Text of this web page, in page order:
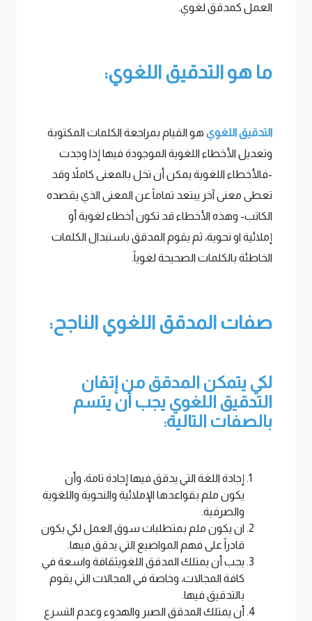
العمل كمدقق لغوي.
ما هو التدقيق اللغوي:
التدقيق اللغوي هو القيام بمراجعة الكلمات المكتوبة
وتعديل الأخطاء اللغوية الموجودة فيها إذا وجدت
-فالأخطاء اللغوية يمكن أن تخل بالمعنى كاملاً وقد
تعطى معنى آخر يبتعد تماماً عن المعنى الذي يقصده
الكاتب- وهذه الأخطاء قد تكون أخطاء لغوية أو
إملائية او نحوية، ثم يقوم المدقق باستبدال الكلمات
الخاطئة بالكلمات الصحيحة لغوياً.
صفات المدقق اللغوي الناجح:
لكي يتمكن المدقق من إتقان
التدقيق اللغوي يجب أن يتسم
بالصفات التالية:
إجادة اللغة التي يدقق فيها إجادة تامة، وأن
يكون ملم بقواعدها الإملائية والنحوية واللغوية
والصرفية.
ان يكون ملم بمتطلبات سوق العمل لكي يكون
قادراً على فهم المواضيع التي يدقق فيها.
يجب أن يمتلك المدقق اللغويثقافة واسعة في
كافة المجالات، وخاصة في المجالات التي يقوم
بالتدقيق فيها.
أن يمتلك المدقق الصبر والهدوء وعدم التسرع